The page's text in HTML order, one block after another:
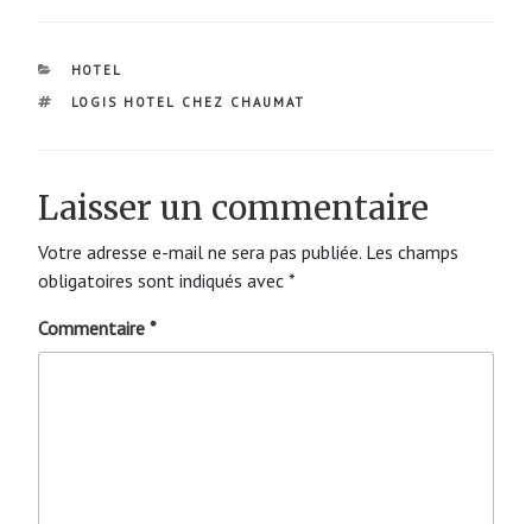
CATÉGORIES
HOTEL
ÉTIQUETTES
LOGIS HOTEL CHEZ CHAUMAT
Laisser un commentaire
Votre adresse e-mail ne sera pas publiée. Les champs
obligatoires sont indiqués avec *
Commentaire *